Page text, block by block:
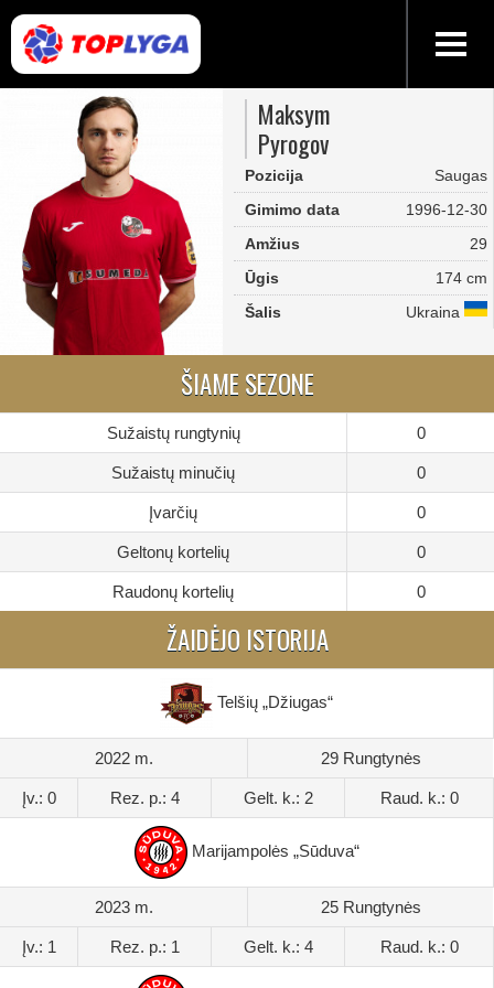
Maksym
Pyrogov
Pozicija
Saugas
Gimimo data
1996-12-30
Amžius
29
Ūgis
174 cm
Šalis
Ukraina
ŠIAME SEZONE
Sužaistų rungtynių 0
Sužaistų minučių 0
Įvarčių 0
Geltonų kortelių 0
Raudonų kortelių 0
ŽAIDĖJO ISTORIJA
Telšių „Džiugas“
2022 m. 29 Rungtynės
Įv.: 0 Rez. p.: 4 Gelt. k.: 2 Raud. k.: 0
Marijampolės „Sūduva“
2023 m. 25 Rungtynės
Įv.: 1 Rez. p.: 1 Gelt. k.: 4 Raud. k.: 0